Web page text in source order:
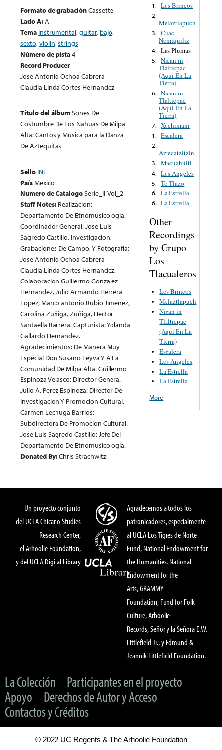
Formato de grabaciónCassette
Lado A:A
Tema instrumental,guitar, bajo,
sexto,violin,strings
Número de pista4
Record Producer
Jose Antonio Ochoa Cabrera -
Claudia Linda Cortes Hernandez
Título del álbumSones De
Costumbre De Los Nahuas De Milpa
Alta: Cantos y Musica para la Danza
De Aztequitas
Sello INI
PaísMexico
Numero de CatalogoSerie_II-Vol_2
Staff Notes: Realizacion:
Departamento De Etnomusicologia.
Coordinador General: Jose Luis
Sagredo Castillo. Investigacion,
Grabaciones De Campo, Y Fotografia:
Jose Antonio Ochoa Cabrera -
Claudia Linda Cortes Hernandez.
Colaboracion Guillermo Gonzalez
Hernandez, Julio Armando Herrera
Lopez, Marco antonio Rubio Jimenez,
Carolina Zuñiga, Zuñiga, Hector
Santaella Barrera. Capturista: Yolanda
Gallardo Hernandez.
Agradecimientos: De Manera Muy
Especial Don Susano Leyva Y A La
Comunidad De Milpa Alta. Guillermo
Espinoza Velasco: Director Genera.
Julio A. Perez Espinoza: Director De
Investigacion Y Promocion Cultural.
Carmen Lechuga Barrios:
Subdirectora De Promocion Cultural.
Jose Luis Sagredo Castillo: Jefe Del
Departamento De Etnomusicologia.
Donated By:Chris Strachwitz
1. Los Brincos
2.
Melaztlapuch
3. Cuac
Nomiquiliz
4. Las Plumas
5. Nican in
Tlalticpac
(Aqui En La
Tierra)
6. Nican in
Tlalticpac
(Aqui En La
Tierra)
7. Xochimani
1. Escalera
2.
Aztecatzitzin
3. Macuahuitl
4. Los Angeles
5. To Tlazo
6. La Estrella
6. La Estrella
Other
Recordings
by Grupo
Los
Tlacualeros
Los Brincos
Melaztlapuch
Nican in
Tlalticpac
(Aqui En La
Tierra)
Escalera
Los Angeles
La Estrella
La Estrella
More
Un proyecto conjunto
del UCLA Chicano Studies
Research Center,
el Arhoolie Foundation,
y del UCLA Digital Library
Agradecemos a todos los
patronicadores, especialmente
al UCLA Los Tigres de Norte
Fund, National Endowment for
the Humanities, National
Endowment for the
Arts, GRAMMY
Foundation, Fund for Folk
Culture, Arhoolie
Records, Señor y la Señora E.W.
Littlefield Jr., y Edmund &
Jeannik Littlefield Foundation.
La Colección
Participantes en el proyecto
Apoyo
Derechos de Autor y Acceso
Contactos y Créditos
© 2022 UC Regents & The Arhoolie Foundation